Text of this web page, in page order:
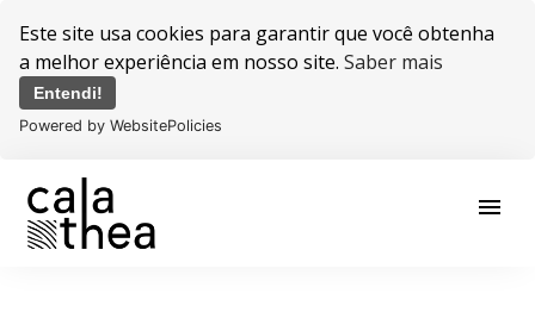
Este site usa cookies para garantir que você obtenha
a melhor experiência em nosso site. Saber mais
Entendi!
Powered by WebsitePolicies
menu